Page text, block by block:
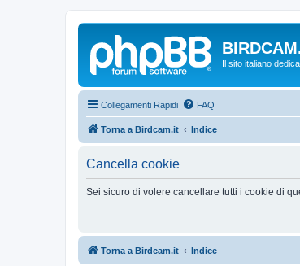
Il sito italiano
Collegamenti Rapidi FAQ
Torna a Birdcam.it Indice
Cancella cookie
Sei sicuro di volere cancellare tutti i cookie di
Torna a Birdcam.it Indice